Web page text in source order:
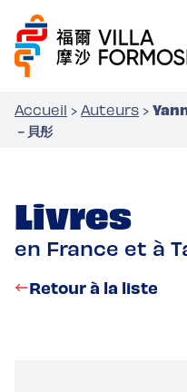
Accueil › Auteurs ›
－貝彤
Livres
en France et à
Retour à la liste